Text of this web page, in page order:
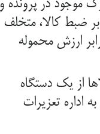
موجود در پرونده و
ضبط کالا، متخلف
۲ میلیارد و ۵۳۴ میلیون ریال جزای نقدی معادل ۲ برابر ارزش محموله
از یک دستگاه
اداره تعزیرات